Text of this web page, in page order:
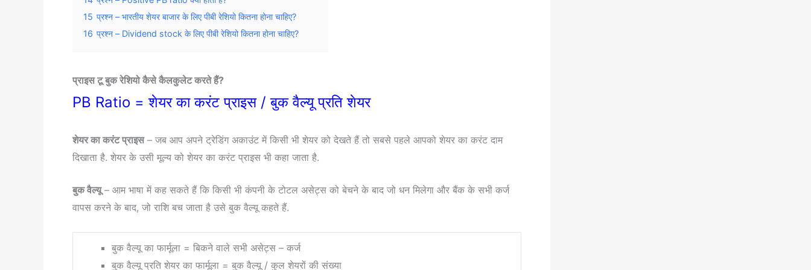
15 प्रश्न – भारतीय शेयर बाजार के लिए पीबी रेशियो कितना होना चाहिए?
16 प्रश्न – Dividend stock के लिए पीबी रेशियो कितना होना चाहिए?
प्राइस टू बुक रेशियो कैसे कैलकुलेट करते हैं?
PB Ratio = शेयर का करंट प्राइस / बुक वैल्यू प्रति शेयर
शेयर का करंट प्राइस– जब आप अपने ट्रेडिंग अकाउंट में किसी भी शेयर को देखते हैं तो सबसे पहले आपको शेयर का करंट दाम
दिखाता है. शेयर के उसी मूल्य को शेयर का करंट प्राइस भी कहा जाता है.
बुक वैल्यू– आम भाषा में कह सकते हैं कि किसी भी कंपनी के टोटल असेट्स को बेचने के बाद जो धन मिलेगा और बैंक के सभी कर्ज
वापस करने के बाद, जो राशि बच जाता है उसे बुक वैल्यू कहते हैं.
बुक वैल्यू का फार्मूला = बिकने वाले सभी असेट्स – कर्ज
बुक वैल्यू प्रति शेयर का फार्मूला = बुक वैल्यू / कुल शेयरों की संख्या